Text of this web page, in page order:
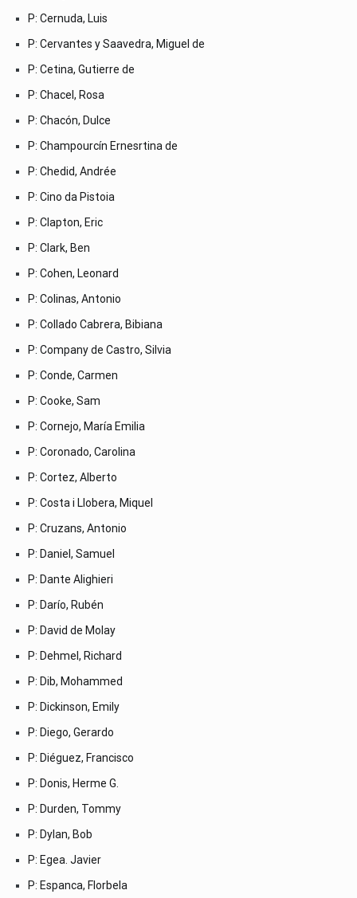
P: Cernuda, Luis
P: Cervantes y Saavedra, Miguel de
P: Cetina, Gutierre de
P: Chacel, Rosa
P: Chacón, Dulce
P: Champourcín Ernesrtina de
P: Chedid, Andrée
P: Cino da Pistoia
P: Clapton, Eric
P: Clark, Ben
P: Cohen, Leonard
P: Colinas, Antonio
P: Collado Cabrera, Bibiana
P: Company de Castro, Silvia
P: Conde, Carmen
P: Cooke, Sam
P: Cornejo, María Emilia
P: Coronado, Carolina
P: Cortez, Alberto
P: Costa i Llobera, Miquel
P: Cruzans, Antonio
P: Daniel, Samuel
P: Dante Alighieri
P: Darío, Rubén
P: David de Molay
P: Dehmel, Richard
P: Dib, Mohammed
P: Dickinson, Emily
P: Diego, Gerardo
P: Diéguez, Francisco
P: Donis, Herme G.
P: Durden, Tommy
P: Dylan, Bob
P: Egea. Javier
P: Espanca, Florbela